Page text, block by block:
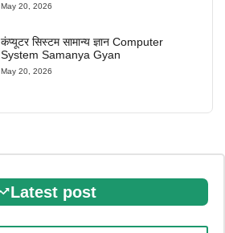
May 20, 2026
कंप्यूटर सिस्टम सामान्य ज्ञान Computer
System Samanya Gyan
May 20, 2026
Latest post